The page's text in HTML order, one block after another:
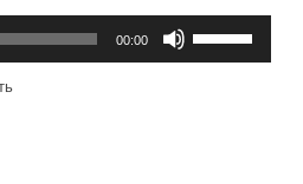
00:00
клавиши